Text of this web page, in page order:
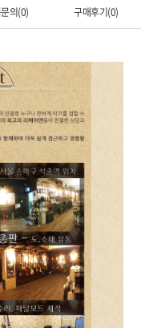
의(0) 구매후기(0)